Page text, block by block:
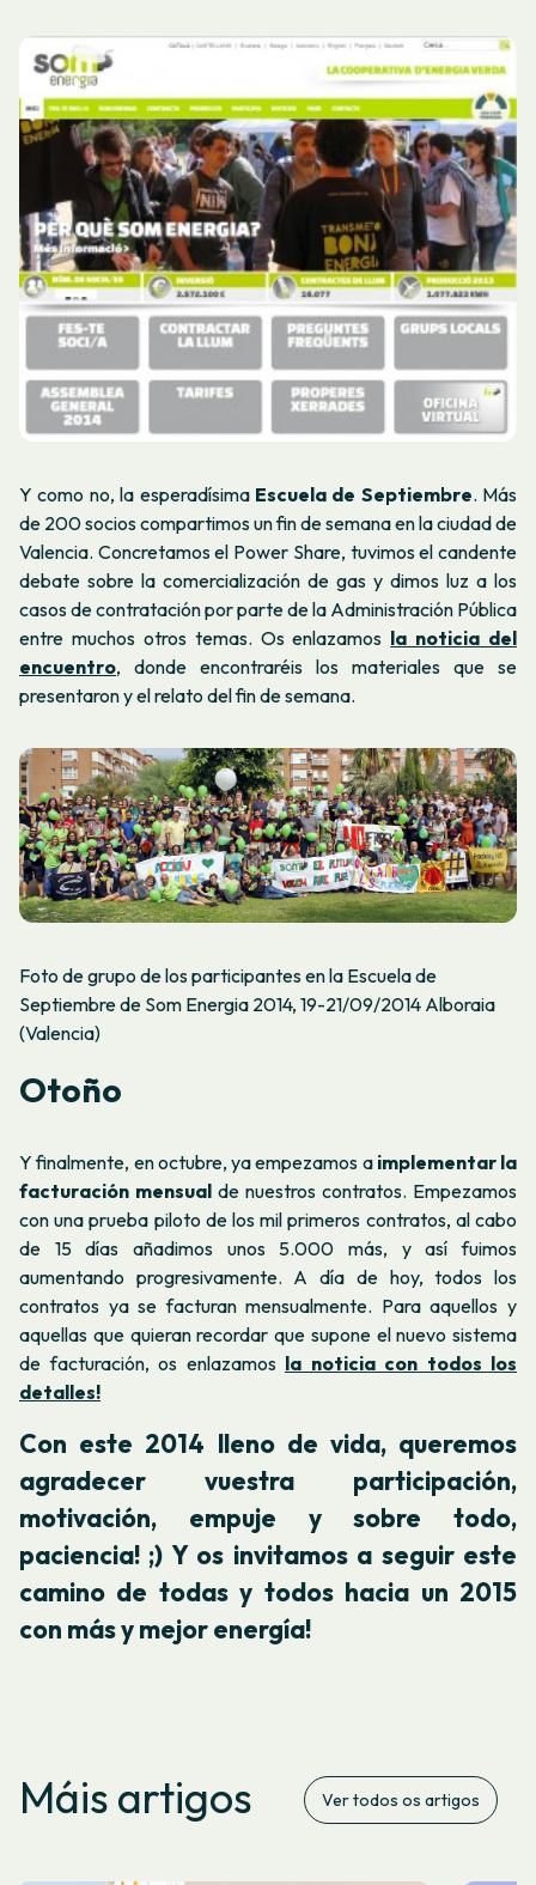
Y como no, la esperadísima Escuela de Septiembre. Más
de 200 socios compartimos un fin de semana en la ciudad de
Valencia. Concretamos el Power Share, tuvimos el candente
debate sobre la comercialización de gas y dimos luz a los
casos de contratación por parte de la Administración Pública
entre muchos otros temas. Os enlazamos la noticia del
encuentro, donde encontraréis los materiales que se
presentaron y el relato del fin de semana.
Foto de grupo de los participantes en la Escuela de
Septiembre de Som Energia 2014, 19-21/09/2014 Alboraia
(Valencia)
Otoño
Y finalmente, en octubre, ya empezamos aimplementar la
facturación mensual de nuestros contratos. Empezamos
con una prueba piloto de los mil primeros contratos, al cabo
de 15 días añadimos unos 5.000 más, y así fuimos
aumentando progresivamente. A día de hoy, todos los
contratos ya se facturan mensualmente. Para aquellos y
aquellas que quieran recordar que supone el nuevo sistema
de facturación, os enlazamos la noticia con todos los
detalles!
Con este 2014 lleno de vida, queremos
agradecer vuestra participación,
motivación, empuje y sobre todo,
paciencia! ;) Y os invitamos a seguir este
camino de todas y todos hacia un 2015
con más y mejor energía!
Máis artigos Ver todos os artigos